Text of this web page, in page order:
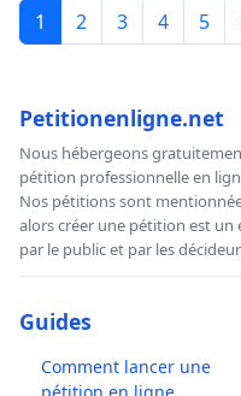
1 2 3 4 5
Petitionenligne.net
Nous hébergeons
pétition professionnelle en
Nos pétitions sont
alors créer une pétition est un
par le public et par les
Guides
Comment lancer une